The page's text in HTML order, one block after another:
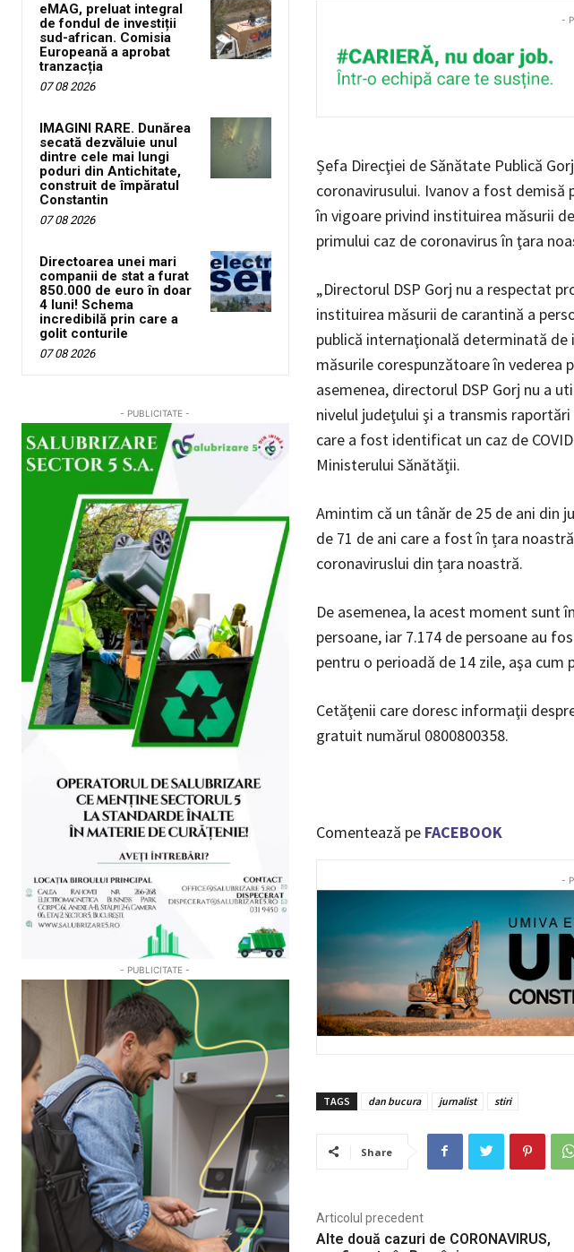
eMAG, preluat integral
de fondul de investiții
sud-african. Comisia
Europeană a aprobat
tranzacția
07 08 2026
IMAGINI RARE. Dunărea
secată dezvăluie unul
dintre cele mai lungi
poduri din Antichitate,
construit de împăratul
Constantin
07 08 2026
Directoarea unei mari
companii de stat a furat
850.000 de euro în doar
4 luni! Schema
incredibilă prin care a
golit conturile
07 08 2026
- PUBLICITATE -
- PUBLICITATE -
-
Șefa Direcţiei de Sănătate Publică
coronavirusului. Ivanov a fost demisă
în vigoare privind instituirea măsurii
primului caz de coronavirus în ţara
„Directorul DSP Gorj nu a respectat
instituirea măsurii de carantină a
publică internaţională determinată de
măsurile corespunzătoare în
asemenea, directorul DSP Gorj nu a
nivelul judeţului şi a transmis
care a fost identificat un caz de
Ministerului Sănătății.
Amintim că un tânăr de 25 de ani din
de 71 de ani care a fost în țara
coronaviruslui din țara noastră.
De asemenea, la acest moment sunt
persoane, iar 7.174 de persoane au
pentru o perioadă de 14 zile, aşa
Cetăţenii care doresc informaţii
gratuit numărul 0800800358.
Comentează pe FACEBOOK
-
TAGS dan bucura jurnalist stiri
Share
Articolul precedent
Alte două cazuri de CORONAVIRUS,